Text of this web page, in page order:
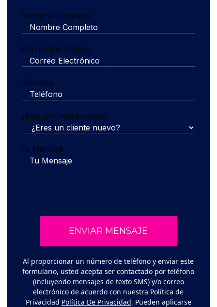
Nombre Completo
Correo Electrónico
Teléfono
¿Eres un cliente nuevo?
Tu Mensaje
Al proporcionar un número de teléfono y enviar este
formulario, usted acepta ser contactado por teléfono
(incluyendo mensajes de texto SMS) y/o correo
electrónico de acuerdo con nuestra Política de
Privacidad Política De Privacidad. Pueden aplicarse